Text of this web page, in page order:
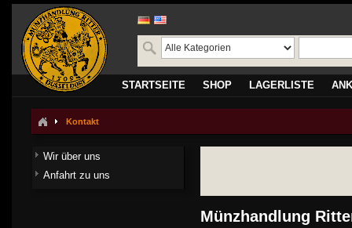
STARTSEITE SHOP LAGERLISTE
Kontakt
Münzhandlung
Wir über uns
Anfahrt zu uns